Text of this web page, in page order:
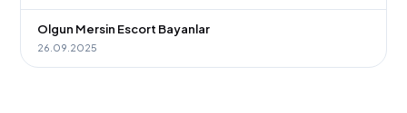
Olgun Mersin Escort Bayanlar
26.09.2025